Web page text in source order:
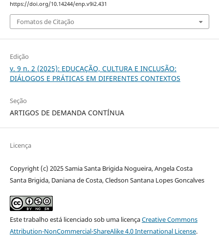
https://doi.org/10.14244/enp.v9i2.431
Fomatos de Citação
Edição
v. 9 n. 2 (2025): EDUCAÇÃO, CULTURA E INCLUSÃO:
DIÁLOGOS E PRÁTICAS EM DIFERENTES CONTEXTOS
Seção
ARTIGOS DE DEMANDA CONTÍNUA
Licença
Copyright (c) 2025 Samia Santa Brigida Nogueira, Angela Costa
Santa Brigida, Daniana de Costa, Cledson Santana Lopes Goncalves
Este trabalho está licenciado sob uma licençaCreative Commons
Attribution-NonCommercial-ShareAlike 4.0 International License.